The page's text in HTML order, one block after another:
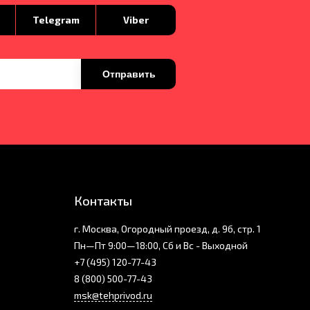
Telegram Viber
Отправить
Контакты
г. Москва, Огородный проезд, д. 9б, стр. 1
Пн—Пт 9:00—18:00, Сб и Вс - Выходной
+7 (495) 120-77-43
8 (800) 500-77-43
msk@tehprivod.ru